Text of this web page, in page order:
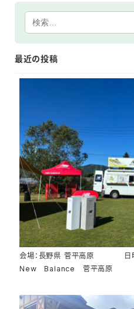
最近の投稿
New Balance 菅平高原
会場：長野県 菅平高原 日時